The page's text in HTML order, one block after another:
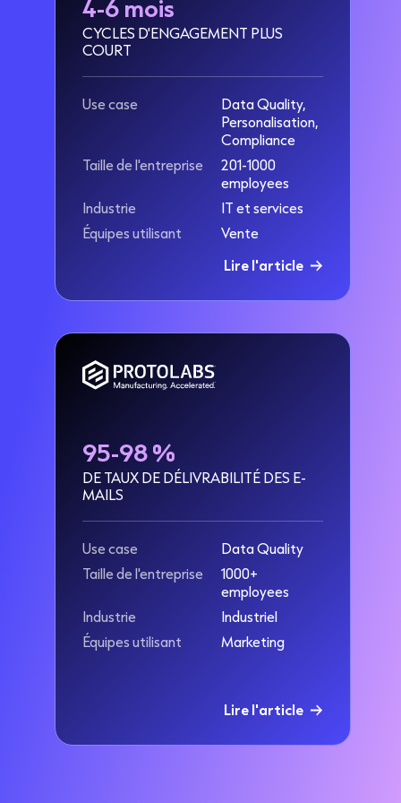
4-6 mois
CYCLES D'ENGAGEMENT PLUS
COURT
Use case
Data Quality,
Personalisation,
Compliance
Taille de l'entreprise
201-1000
employees
Industrie
IT et services
Équipes utilisant
Vente
Lire l'article
95-98 %
DE TAUX DE DÉLIVRABILITÉ DES E-
MAILS
Use case
Data Quality
Taille de l'entreprise
1000+
employees
Industrie
Industriel
Équipes utilisant
Marketing
Lire l'article